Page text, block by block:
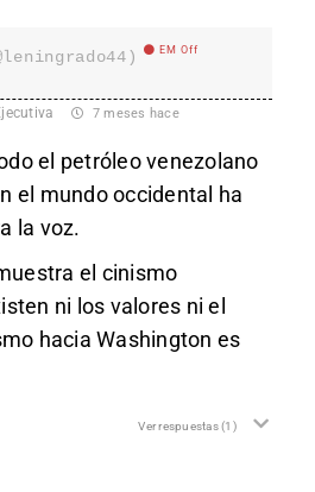
EM Off
7 meses hace
el petróleo venezolano
el mundo occidental ha
la voz.
el cinismo
ni los valores ni el
hacia Washington es
Ver respuestas(1)